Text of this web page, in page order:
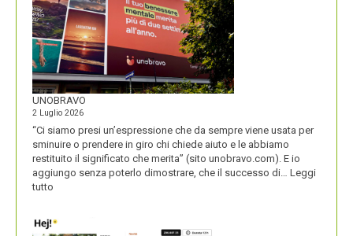
UNOBRAVO
2 Luglio 2026
“Ci siamo presi un’espressione che da sempre viene usata per
sminuire o prendere in giro chi chiede aiuto e le abbiamo
restituito il significato che merita” (sito unobravo.com). E io
aggiungo senza poterlo dimostrare, che il successo di… Leggi
tutto